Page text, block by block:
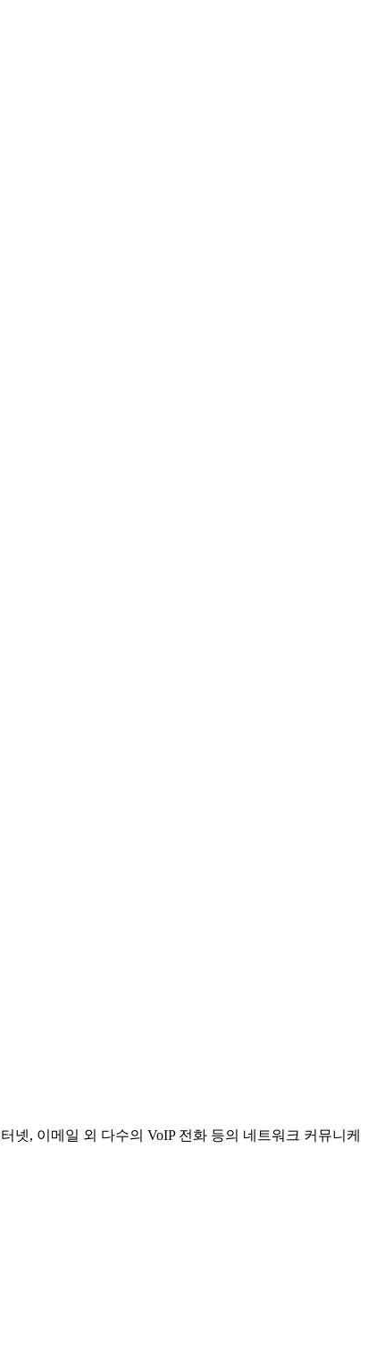
, 이메일 외 다수의 VoIP 전화 등의 네트워크 커뮤니케